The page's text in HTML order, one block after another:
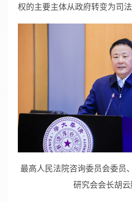
权的主要主体从政府转变为司法
最高人民法院咨询委员会委员
研究会会长胡